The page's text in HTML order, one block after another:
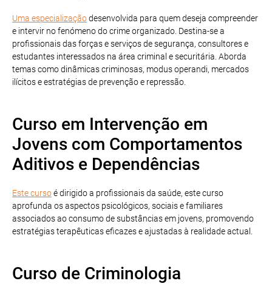
Uma especializaçãodesenvolvida para quem deseja compreender
e intervir no fenómeno do crime organizado. Destina-se a
profissionais das forças e serviços de segurança, consultores e
estudantes interessados na área criminal e securitária. Aborda
temas como dinâmicas criminosas, modus operandi, mercados
ilícitos e estratégias de prevenção e repressão.
Curso em Intervenção em
Jovens com Comportamentos
Aditivos e Dependências
Este cursoé dirigido a profissionais da saúde, este curso
aprofunda os aspectos psicológicos, sociais e familiares
associados ao consumo de substâncias em jovens, promovendo
estratégias terapêuticas eficazes e ajustadas à realidade actual.
Curso de Criminologia